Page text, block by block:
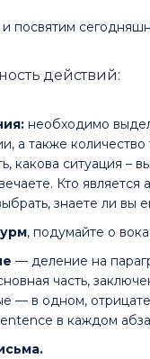
посвятим
действий:
необходимо
а также
какова ситуация –
Кто является
знаете ли вы
, подумайте о
— деление на
часть,
— в одном,
в каждом